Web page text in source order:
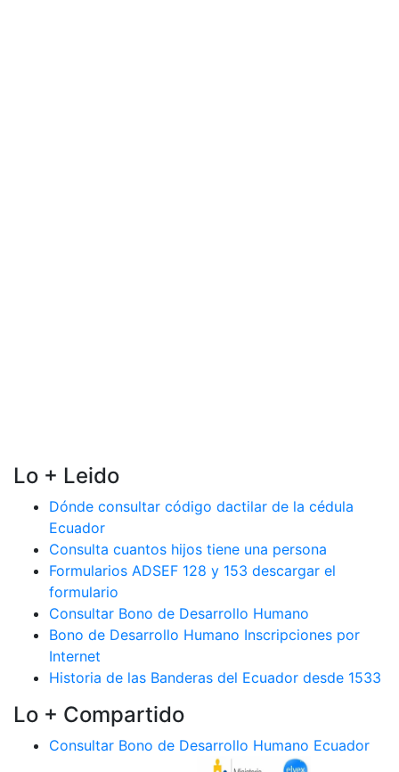
Lo + Leido
Dónde consultar código dactilar de la cédula
Ecuador
Consulta cuantos hijos tiene una persona
Formularios ADSEF 128 y 153 descargar el
formulario
Consultar Bono de Desarrollo Humano
Bono de Desarrollo Humano Inscripciones por
Internet
Historia de las Banderas del Ecuador desde 1533
Lo + Compartido
Consultar Bono de Desarrollo Humano Ecuador